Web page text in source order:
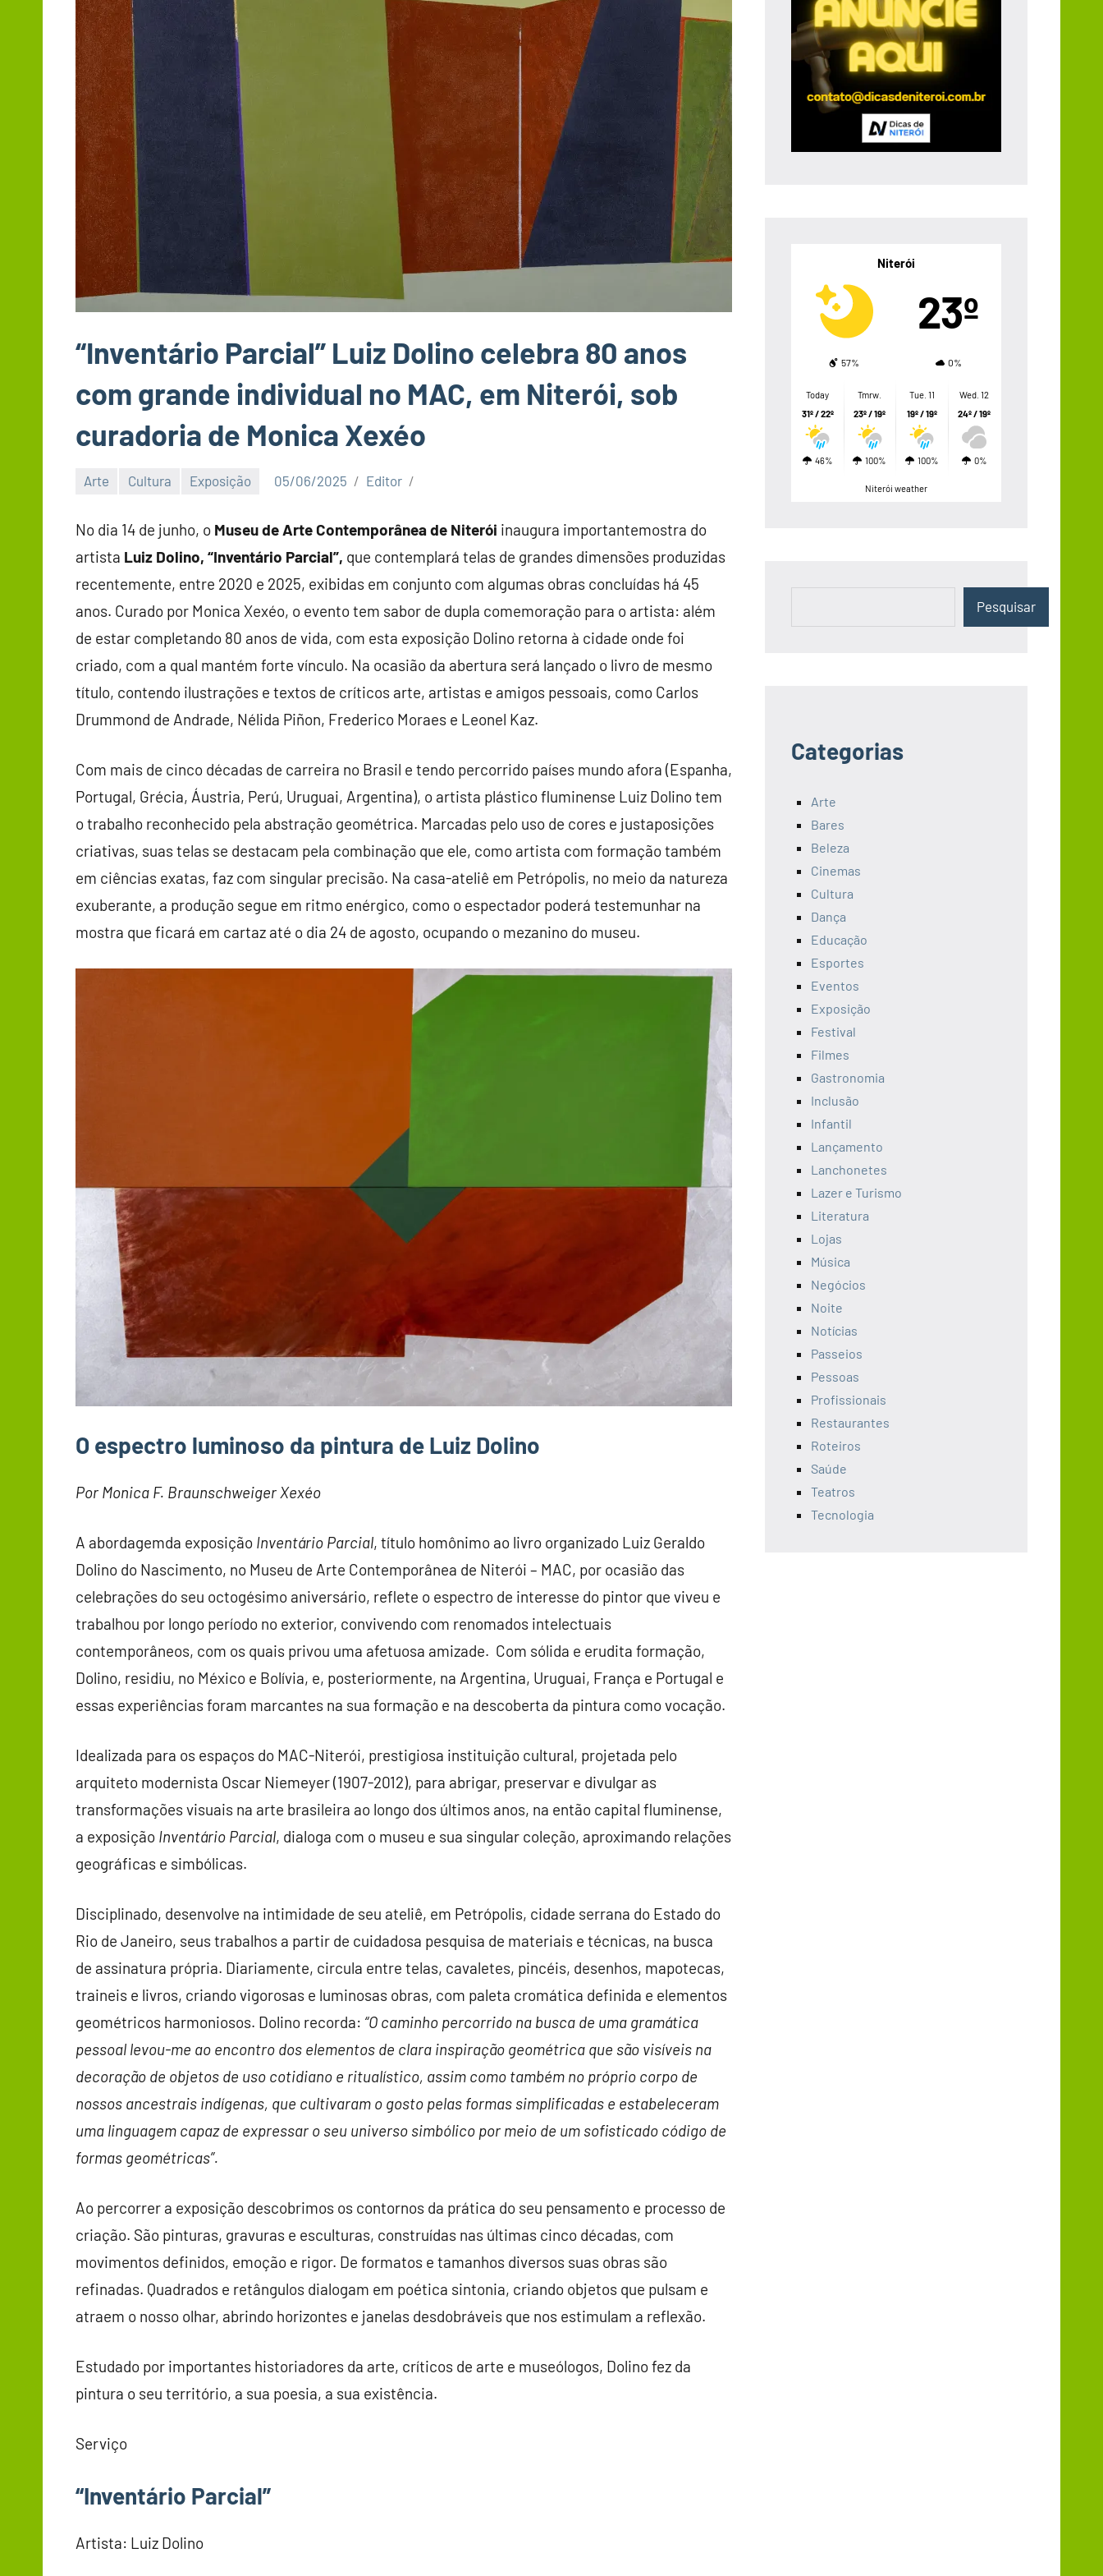
“Inventário Parcial” Luiz Dolino celebra 80 anos
com grande individual no MAC, em Niterói, sob
curadoria de Monica Xexéo
Arte Cultura Exposição 05/06/2025 Editor
No dia 14 de junho, o Museu de Arte Contemporânea de Niterói inaugura importantemostra do
artista Luiz Dolino, “Inventário Parcial”, que contemplará telas de grandes dimensões produzidas
recentemente, entre 2020 e 2025, exibidas em conjunto com algumas obras concluídas há 45
anos. Curado por Monica Xexéo, o evento tem sabor de dupla comemoração para o artista: além
de estar completando 80 anos de vida, com esta exposição Dolino retorna à cidade onde foi
criado, com a qual mantém forte vínculo. Na ocasião da abertura será lançado o livro de mesmo
título, contendo ilustrações e textos de críticos arte, artistas e amigos pessoais, como Carlos
Drummond de Andrade, Nélida Piñon, Frederico Moraes e Leonel Kaz.
Com mais de cinco décadas de carreira no Brasil e tendo percorrido países mundo afora (Espanha,
Portugal, Grécia, Áustria, Perú, Uruguai, Argentina), o artista plástico fluminense Luiz Dolino tem
o trabalho reconhecido pela abstração geométrica. Marcadas pelo uso de cores e justaposições
criativas, suas telas se destacam pela combinação que ele, como artista com formação também
em ciências exatas, faz com singular precisão. Na casa-ateliê em Petrópolis, no meio da natureza
exuberante, a produção segue em ritmo enérgico, como o espectador poderá testemunhar na
mostra que ficará em cartaz até o dia 24 de agosto, ocupando o mezanino do museu.
O espectro luminoso da pintura de Luiz Dolino
Por Monica F. Braunschweiger Xexéo
A abordagemda exposição Inventário Parcial, título homônimo ao livro organizado Luiz Geraldo
Dolino do Nascimento, no Museu de Arte Contemporânea de Niterói – MAC, por ocasião das
celebrações do seu octogésimo aniversário, reflete o espectro de interesse do pintor que viveu e
trabalhou por longo período no exterior, convivendo com renomados intelectuais
contemporâneos, com os quais privou uma afetuosa amizade. Com sólida e erudita formação,
Dolino, residiu, no México e Bolívia, e, posteriormente, na Argentina, Uruguai, França e Portugal e
essas experiências foram marcantes na sua formação e na descoberta da pintura como vocação.
Idealizada para os espaços do MAC-Niterói, prestigiosa instituição cultural, projetada pelo
arquiteto modernista Oscar Niemeyer (1907-2012), para abrigar, preservar e divulgar as
transformações visuais na arte brasileira ao longo dos últimos anos, na então capital fluminense,
a exposição Inventário Parcial, dialoga com o museu e sua singular coleção, aproximando relações
geográficas e simbólicas.
Disciplinado, desenvolve na intimidade de seu ateliê, em Petrópolis, cidade serrana do Estado do
Rio de Janeiro, seus trabalhos a partir de cuidadosa pesquisa de materiais e técnicas, na busca
de assinatura própria. Diariamente, circula entre telas, cavaletes, pincéis, desenhos, mapotecas,
traineis e livros, criando vigorosas e luminosas obras, com paleta cromática definida e elementos
geométricos harmoniosos. Dolino recorda: “O caminho percorrido na busca de uma gramática
pessoal levou-me ao encontro dos elementos de clara inspiração geométrica que são visíveis na
decoração de objetos de uso cotidiano e ritualístico, assim como também no próprio corpo de
nossos ancestrais indígenas, que cultivaram o gosto pelas formas simplificadas e estabeleceram
uma linguagem capaz de expressar o seu universo simbólico por meio de um sofisticado código de
formas geométricas”.
Ao percorrer a exposição descobrimos os contornos da prática do seu pensamento e processo de
criação. São pinturas, gravuras e esculturas, construídas nas últimas cinco décadas, com
movimentos definidos, emoção e rigor. De formatos e tamanhos diversos suas obras são
refinadas. Quadrados e retângulos dialogam em poética sintonia, criando objetos que pulsam e
atraem o nosso olhar, abrindo horizontes e janelas desdobráveis que nos estimulam a reflexão.
Estudado por importantes historiadores da arte, críticos de arte e museólogos, Dolino fez da
pintura o seu território, a sua poesia, a sua existência.
Serviço
“Inventário Parcial”
Artista: Luiz Dolino
Niterói
23º
57% 0%
Today
31º / 22º
46%
Tmrw.
23º / 19º
100%
Tue. 11
19º / 19º
100%
Wed. 12
24º / 19º
0%
Niterói weather
Pesquisar
Categorias
Arte
Bares
Beleza
Cinemas
Cultura
Dança
Educação
Esportes
Eventos
Exposição
Festival
Filmes
Gastronomia
Inclusão
Infantil
Lançamento
Lanchonetes
Lazer e Turismo
Literatura
Lojas
Música
Negócios
Noite
Notícias
Passeios
Pessoas
Profissionais
Restaurantes
Roteiros
Saúde
Teatros
Tecnologia